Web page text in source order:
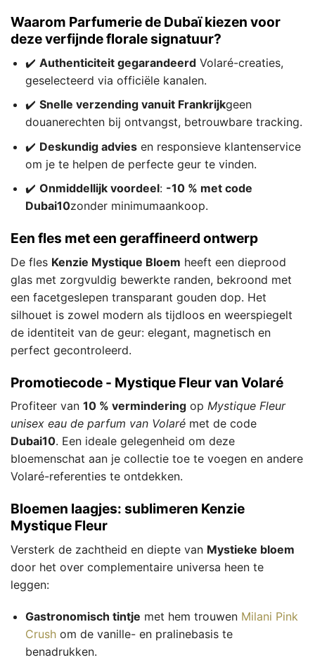
Waarom Parfumerie de Dubaï kiezen voor
deze verfijnde florale signatuur?
✔️ Authenticiteit gegarandeerdVolaré-creaties,
geselecteerd via officiële kanalen.
✔️ Snelle verzending vanuit Frankrijkgeen
douanerechten bij ontvangst, betrouwbare tracking.
✔️ Deskundig adviesen responsieve klantenservice
om je te helpen de perfecte geur te vinden.
✔️ Onmiddellijk voordeel: -10 % met code
Dubai10zonder minimumaankoop.
Een fles met een geraffineerd ontwerp
De fles Kenzie Mystique Bloem heeft een dieprood
glas met zorgvuldig bewerkte randen, bekroond met
een facetgeslepen transparant gouden dop. Het
silhouet is zowel modern als tijdloos en weerspiegelt
de identiteit van de geur: elegant, magnetisch en
perfect gecontroleerd.
Promotiecode - Mystique Fleur van Volaré
Profiteer van 10 % vermindering op Mystique Fleur
unisex eau de parfum van Volaré met de code
Dubai10. Een ideale gelegenheid om deze
bloemenschat aan je collectie toe te voegen en andere
Volaré-referenties te ontdekken.
Bloemen laagjes: sublimeren Kenzie
Mystique Fleur
Versterk de zachtheid en diepte van Mystieke bloem
door het over complementaire universa heen te
leggen:
Gastronomisch tintje met hem trouwen Milani Pink
Crushom de vanille- en pralinebasis te
benadrukken.